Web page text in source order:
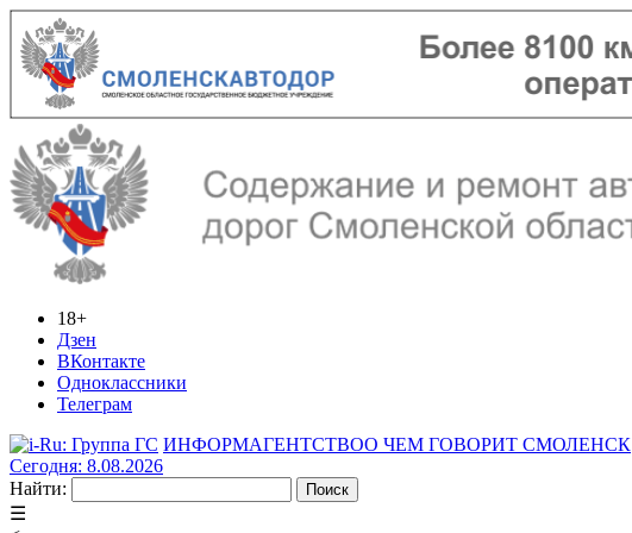
18+
Дзен
ВКонтакте
Одноклассники
Телеграм
ИНФОРМАГЕНТСТВОО ЧЕМ ГОВОРИТ СМОЛЕНСК
Сегодня: 8.08.2026
Найти:
☰